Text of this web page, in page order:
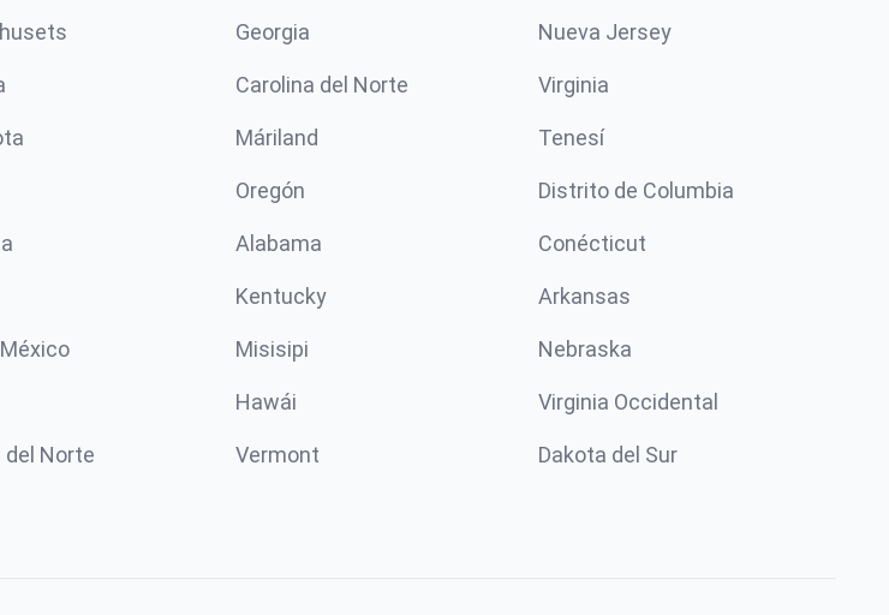
Georgia Nueva Jersey
Carolina del Norte Virginia
Máriland Tenesí
Oregón Distrito de Columbia
Alabama Conécticut
Kentucky Arkansas
Misisipi Nebraska
Hawái Virginia Occidental
del Norte Vermont Dakota del Sur